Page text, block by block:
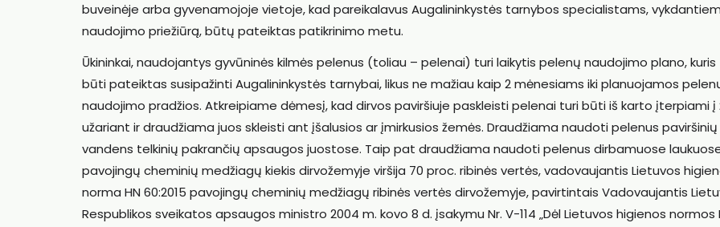
buveinėje arba gyvenamojoje vietoje, kad pareikalavus Augalininkystės tarnybos specialistams,
naudojimo priežiūrą, būtų pateiktas patikrinimo metu.
Ūkininkai, naudojantys gyvūninės kilmės pelenus (toliau – pelenai) turi laikytis pelenų naudojimo plano, kuris
būti pateiktas susipažinti Augalininkystės tarnybai, likus ne mažiau kaip 2 mėnesiams iki planuojamos
naudojimo pradžios. Atkreipiame dėmesį, kad dirvos paviršiuje paskleisti pelenai turi būti iš karto įterpiami į
užariant ir draudžiama juos skleisti ant įšalusios ar įmirkusios žemės. Draudžiama naudoti pelenus paviršinių
vandens telkinių pakrančių apsaugos juostose. Taip pat draudžiama naudoti pelenus dirbamuose
pavojingų cheminių medžiagų kiekis dirvožemyje viršija 70 proc. ribinės vertės, vadovaujantis Lietuvos
norma HN 60:2015 pavojingų cheminių medžiagų ribinės vertės dirvožemyje, pavirtintais Vadovaujantis
Respublikos sveikatos apsaugos ministro 2004 m. kovo 8 d. įsakymu Nr. V-114 „Dėl Lietuvos higienos normos